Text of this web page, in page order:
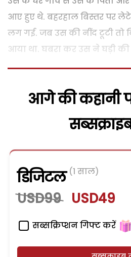
आए हुए थे. बहरहाल बिस्तर
लग गई. जब उस की नींद टूटी तो
आया था. घबरा कर उस ने घड़ी
आगे की कहानी
डिजिटल (1 साल)
USD99 USD49
सब्सक्रिप्शन गिफ्ट करें